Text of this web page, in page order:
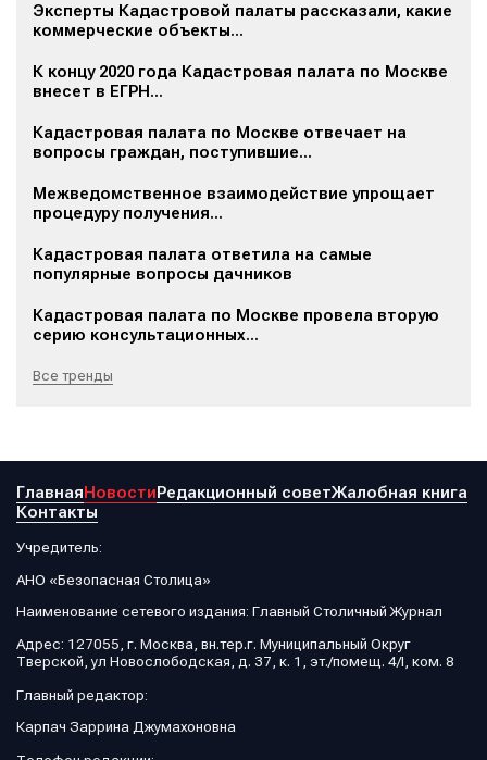
Эксперты Кадастровой палаты рассказали, какие
коммерческие объекты...
К концу 2020 года Кадастровая палата по Москве
внесет в ЕГРН...
Кадастровая палата по Москве отвечает на
вопросы граждан, поступившие...
Межведомственное взаимодействие упрощает
процедуру получения...
Кадастровая палата ответила на самые
популярные вопросы дачников
Кадастровая палата по Москве провела вторую
серию консультационных...
Все тренды
ГлавнаяНовостиРедакционный советЖалобная книга
Контакты
Учредитель:
АНО «Безопасная Столица»
Наименование сетевого издания: Главный Столичный Журнал
Адрес: 127055, г. Москва, вн.тер.г. Муниципальный Округ
Тверской, ул Новослободская, д. 37, к. 1, эт./помещ. 4/I, ком. 8
Главный редактор:
Карпач Заррина Джумахоновна